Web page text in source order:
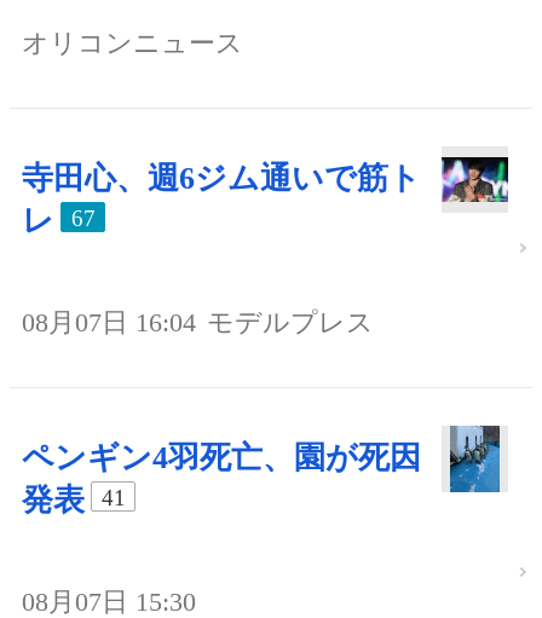
オリコンニュース
寺田心、週6ジム通いで筋ト
レ
67
08月07日 16:04 モデルプレス
ペンギン4羽死亡、園が死因
発表
41
08月07日 15:30